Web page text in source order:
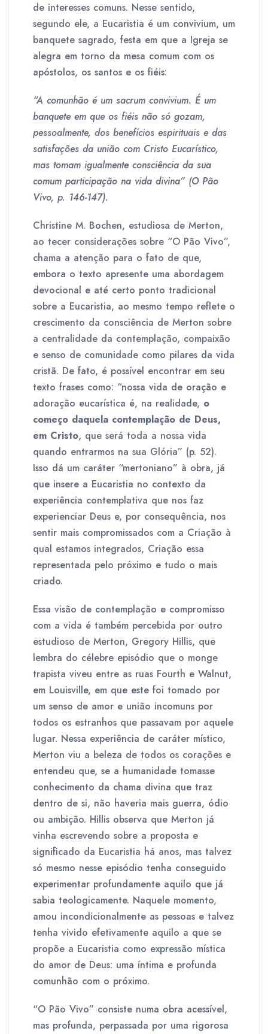
de interesses comuns. Nesse sentido,
segundo ele, a Eucaristia é um convivium, um
banquete sagrado, festa em que a Igreja se
alegra em torno da mesa comum com os
apóstolos, os santos e os fiéis:
“A comunhão é um sacrum convivium. É um
banquete em que os fiéis não só gozam,
pessoalmente, dos benefícios espirituais e das
satisfações da união com Cristo Eucarístico,
mas tomam igualmente consciência da sua
comum participação na vida divina” (O Pão
Vivo, p. 146-147).
Christine M. Bochen, estudiosa de Merton,
ao tecer considerações sobre “O Pão Vivo”,
chama a atenção para o fato de que,
embora o texto apresente uma abordagem
devocional e até certo ponto tradicional
sobre a Eucaristia, ao mesmo tempo reflete o
crescimento da consciência de Merton sobre
a centralidade da contemplação, compaixão
e senso de comunidade como pilares da vida
cristã. De fato, é possível encontrar em seu
texto frases como: “nossa vida de oração e
adoração eucarística é, na realidade, o
começo daquela contemplação de Deus,
em Cristo, que será toda a nossa vida
quando entrarmos na sua Glória” (p. 52).
Isso dá um caráter “mertoniano” à obra, já
que insere a Eucaristia no contexto da
experiência contemplativa que nos faz
experienciar Deus e, por consequência, nos
sentir mais compromissados com a Criação à
qual estamos integrados, Criação essa
representada pelo próximo e tudo o mais
criado.
Essa visão de contemplação e compromisso
com a vida é também percebida por outro
estudioso de Merton, Gregory Hillis, que
lembra do célebre episódio que o monge
trapista viveu entre as ruas Fourth e Walnut,
em Louisville, em que este foi tomado por
um senso de amor e união incomuns por
todos os estranhos que passavam por aquele
lugar. Nessa experiência de caráter místico,
Merton viu a beleza de todos os corações e
entendeu que, se a humanidade tomasse
conhecimento da chama divina que traz
dentro de si, não haveria mais guerra, ódio
ou ambição. Hillis observa que Merton já
vinha escrevendo sobre a proposta e
significado da Eucaristia há anos, mas talvez
só mesmo nesse episódio tenha conseguido
experimentar profundamente aquilo que já
sabia teologicamente. Naquele momento,
amou incondicionalmente as pessoas e talvez
tenha vivido efetivamente aquilo a que se
propõe a Eucaristia como expressão mística
do amor de Deus: uma íntima e profunda
comunhão com o próximo.
“O Pão Vivo” consiste numa obra acessível,
mas profunda, perpassada por uma rigorosa